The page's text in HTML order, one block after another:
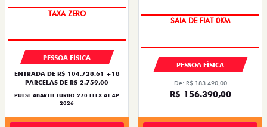
SAIA DE FIAT 0KM
PESSOA FÍSICA
ENTRADA DE R$ 104.728,61 +18
PARCELAS DE R$ 2.759,00
PULSE ABARTH TURBO 270 FLEX AT 4P
2026
PESSOA FÍSICA
De: R$ 183.490,00
R$ 156.390,00